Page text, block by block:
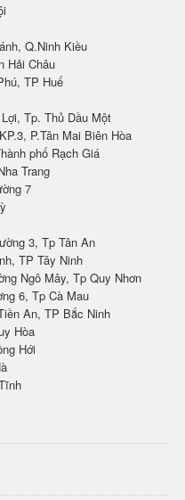
Q.Ninh Kiều
Hải Châu
TP Huế
Tp. Thủ Dầu Một
P.Tân Mai Biên Hòa
phố Rạch Giá
Trang
7
3, Tp Tân An
TP Tây Ninh
Ngô Mây, Tp Quy Nhơn
6, Tp Cà Mau
An, TP Bắc Ninh
Hòa
Hới